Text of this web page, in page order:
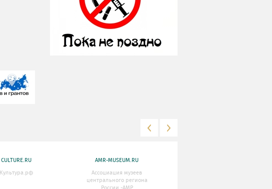
CULTURE.RU
Культура.рф
AMR-MUSEUM.RU
Ассоциация музеев
центрального региона
России -АМР